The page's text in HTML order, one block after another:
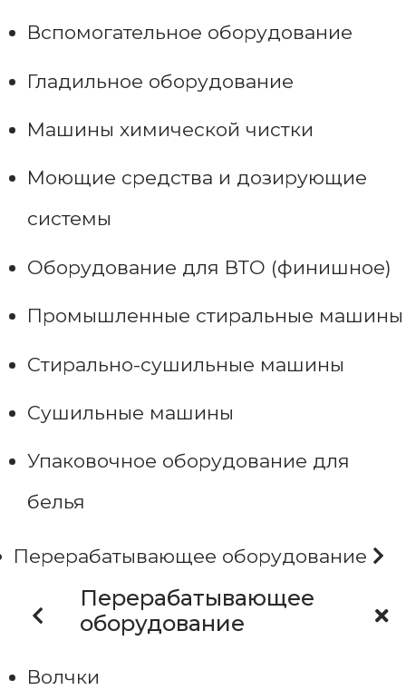
Вспомогательное оборудование
Гладильное оборудование
Машины химической чистки
Моющие средства и дозирующие
системы
Оборудование для ВТО (финишное)
Промышленные стиральные машины
Стирально-сушильные машины
Сушильные машины
Упаковочное оборудование для
белья
Перерабатывающее оборудование
Перерабатывающее
оборудование
Волчки